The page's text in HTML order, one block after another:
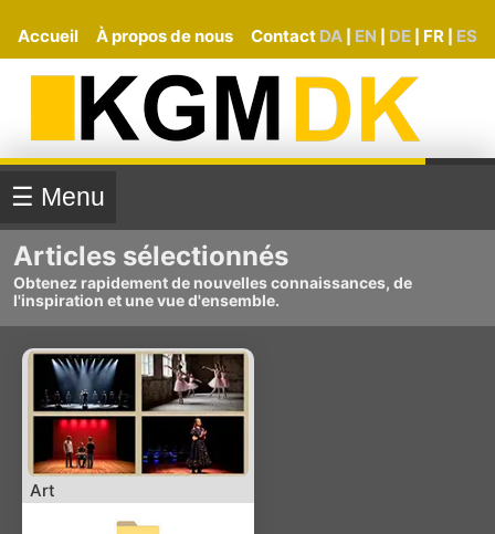
Accueil À propos de nous Contact DA EN DE FR ES
☰ Menu
Articles sélectionnés
Obtenez rapidement de nouvelles connaissances, de
l'inspiration et une vue d'ensemble.
Art